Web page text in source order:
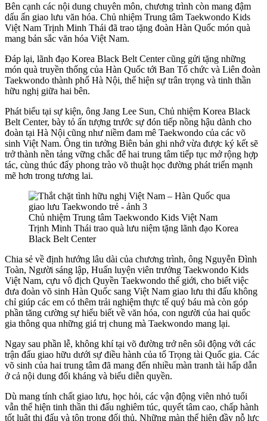
Bên cạnh các nội dung chuyên môn, chương trình còn mang đậm
dấu ấn giao lưu văn hóa. Chủ nhiệm Trung tâm Taekwondo Kids
Việt Nam Trịnh Minh Thái đã trao tặng đoàn Hàn Quốc món quà
mang bản sắc văn hóa Việt Nam.
Đáp lại, lãnh đạo Korea Black Belt Center cũng gửi tặng những
món quà truyền thống của Hàn Quốc tới Ban Tổ chức và Liên đoàn
Taekwondo thành phố Hà Nội, thể hiện sự trân trọng và tinh thần
hữu nghị giữa hai bên.
Phát biểu tại sự kiện, ông Jang Lee Sun, Chủ nhiệm Korea Black
Belt Center, bày tỏ ấn tượng trước sự đón tiếp nồng hậu dành cho
đoàn tại Hà Nội cũng như niềm đam mê Taekwondo của các võ
sinh Việt Nam. Ông tin tưởng Biên bản ghi nhớ vừa được ký kết sẽ
trở thành nền tảng vững chắc để hai trung tâm tiếp tục mở rộng hợp
tác, cùng thúc đẩy phong trào võ thuật học đường phát triển mạnh
mẽ hơn trong tương lai.
Chủ nhiệm Trung tâm Taekwondo Kids Việt Nam
Trịnh Minh Thái trao quà lưu niệm tặng lãnh đạo Korea
Black Belt Center
Chia sẻ về định hướng lâu dài của chương trình, ông Nguyễn Đình
Toàn, Người sáng lập, Huấn luyện viên trưởng Taekwondo Kids
Việt Nam, cựu vô địch Quyền Taekwondo thế giới, cho biết việc
đưa đoàn võ sinh Hàn Quốc sang Việt Nam giao lưu thi đấu không
chỉ giúp các em có thêm trải nghiệm thực tế quý báu mà còn góp
phần tăng cường sự hiểu biết về văn hóa, con người của hai quốc
gia thông qua những giá trị chung mà Taekwondo mang lại.
Ngay sau phần lễ, không khí tại võ đường trở nên sôi động với các
trận đấu giao hữu dưới sự điều hành của tổ Trọng tài Quốc gia. Các
võ sinh của hai trung tâm đã mang đến nhiều màn tranh tài hấp dẫn
ở cả nội dung đối kháng và biểu diễn quyền.
Dù mang tính chất giao lưu, học hỏi, các vận động viên nhỏ tuổi
vẫn thể hiện tinh thần thi đấu nghiêm túc, quyết tâm cao, chấp hành
tốt luật thi đấu và tôn trọng đối thủ. Những màn thể hiện đầy nỗ lực